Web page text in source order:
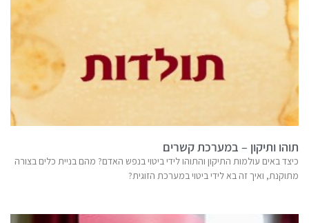
תוהו ותיקון – במערכת קשרים
כיצד באים עולמות התיקון והתוהו לידי ביטוי בנפש האדם? מהם בניית כלים בצורה
מתוקנת, ואיך זה בא לידי ביטוי במערכת הזוגית?